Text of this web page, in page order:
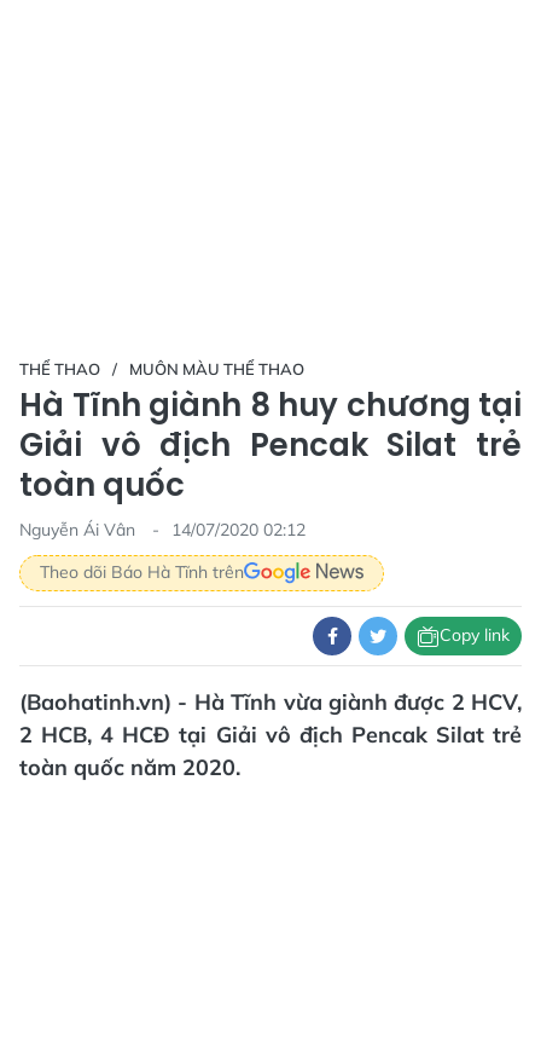
THỂ THAO MUÔN MÀU THỂ THAO
Hà Tĩnh giành 8 huy chương tại
Giải vô địch Pencak Silat trẻ
toàn quốc
Nguyễn Ái Vân
14/07/2020 02:12
Theo dõi Báo Hà Tĩnh trên
Copy link
(Baohatinh.vn) - Hà Tĩnh vừa giành được 2 HCV,
2 HCB, 4 HCĐ tại Giải vô địch Pencak Silat trẻ
toàn quốc năm 2020.